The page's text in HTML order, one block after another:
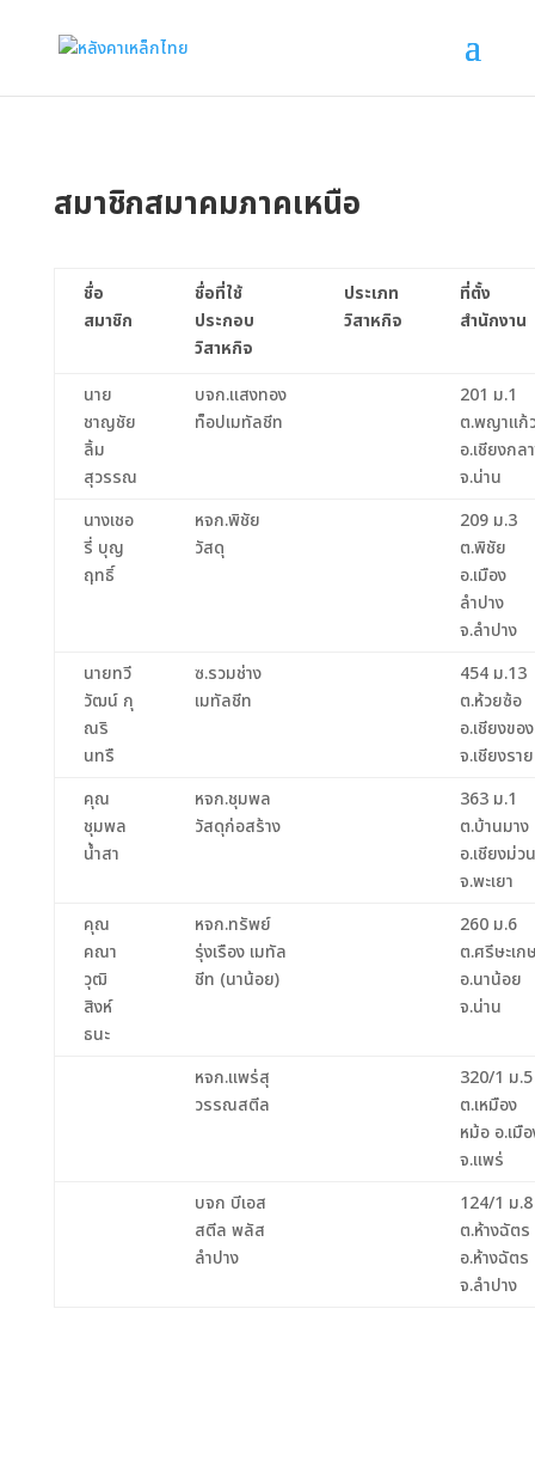
สมาชิกสมาคมภาคเหนือ
ชื่อ
สมาชิก
ชื่อที่ใช้
ประกอบ
วิสาหกิจ
ประเภท
วิสาหกิจ
ที่ตั้ง
สำนักงาน
นาย
ชาญชัย
ลิ้ม
สุวรรณ
บจก.แสงทอง
ท็อปเมทัลชีท
201 ม.1
ต.พญาแก้
อ.เชียงกล
จ.น่าน
นางเชอ
รี่ บุญ
ฤทธิ์
หจก.พิชัย
วัสดุ
209 ม.3
ต.พิชัย
อ.เมือง
ลำปาง
จ.ลำปาง
นายทวี
วัฒน์ กุ
ณริ
นทรื
ซ.รวมช่าง
เมทัลชีท
454 ม.13
ต.ห้วยซ้อ
อ.เชียงของ
จ.เชียงราย
คุณ
ชุมพล
น้ำสา
หจก.ชุมพล
วัสดุก่อสร้าง
363 ม.1
ต.บ้านมาง
อ.เชียงม่วน
จ.พะเยา
คุณ
คณา
วุฒิ
สิงห์
ธนะ
หจก.ทรัพย์
รุ่งเรือง เมทัล
ชีท (นาน้อย)
260 ม.6
ต.ศรีษะเก
อ.นาน้อย
จ.น่าน
หจก.แพร่สุ
วรรณสตีล
320/1 ม.5
ต.เหมือง
หม้อ อ.เมื
จ.แพร่
บจก บีเอส
สตีล พลัส
ลำปาง
124/1 ม.8
ต.ห้างฉัตร
อ.ห้างฉัตร
จ.ลำปาง